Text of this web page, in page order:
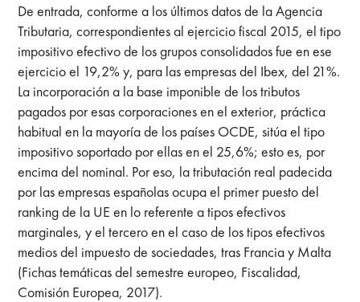
De entrada, conforme a los últimos datos de la Agencia
Tributaria, correspondientes al ejercicio fiscal 2015, el tipo
impositivo efectivo de los grupos consolidados fue en ese
ejercicio el 19,2% y, para las empresas del Ibex, del 21%.
La incorporación a la base imponible de los tributos
pagados por esas corporaciones en el exterior, práctica
habitual en la mayoría de los países OCDE, sitúa el tipo
impositivo soportado por ellas en el 25,6%; esto es, por
encima del nominal. Por eso, la tributación real padecida
por las empresas españolas ocupa el primer puesto del
ranking de la UE en lo referente a tipos efectivos
marginales, y el tercero en el caso de los tipos efectivos
medios del impuesto de sociedades, tras Francia y Malta
(Fichas temáticas del semestre europeo, Fiscalidad,
Comisión Europea, 2017).